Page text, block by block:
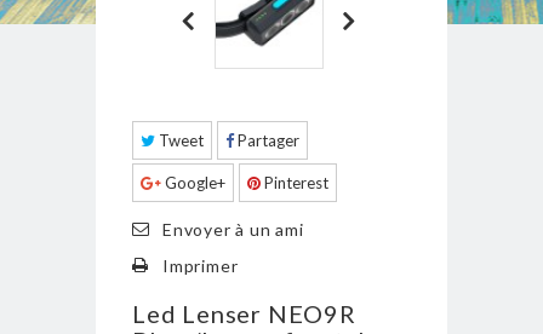
Tweet Partager
Google+ Pinterest
Envoyer à un ami
Imprimer
Led Lenser NEO9R